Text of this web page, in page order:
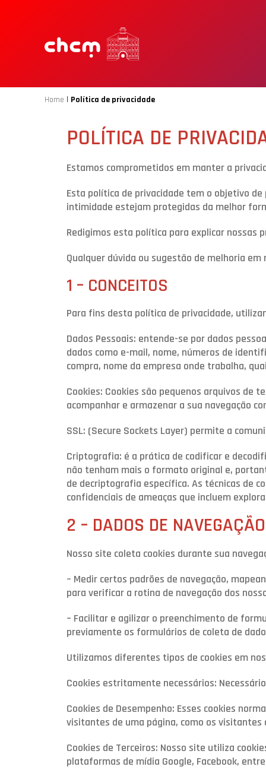
Home | Política de privacidade
POLÍTICA DE
Estamos comprometidos em manter a
Esta política de privacidade tem o objetivo
intimidade estejam protegidas da melhor
Redigimos esta política para explicar nossas
Qualquer dúvida ou sugestão de melhoria
1 – CONCEITOS
Para fins desta política de privacidade,
Dados Pessoais: entende-se por dados
dados como e-mail, nome, números de
compra, nome da empresa onde trabalha,
Cookies: Cookies são pequenos arquivos de
acompanhar e armazenar a sua navegação
SSL: (Secure Sockets Layer) permite a
Criptografia: é a prática de codificar e
não tenham mais o formato original e,
de decriptografia específica. As técnicas de
confidenciais de ameaças que incluem
2 – DADOS DE
Nosso site coleta cookies durante sua
– Medir certos padrões de navegação,
para verificar a rotina de navegação dos
– Facilitar e agilizar o preenchimento de
previamente os formulários de coleta de
Utilizamos diferentes tipos de cookies em
Cookies estritamente necessários:
Cookies de Desempenho: Esses cookies
visitantes de uma página, como os visitantes
Cookies de Terceiros: Nosso site utiliza
plataformas de mídia Google, Facebook,